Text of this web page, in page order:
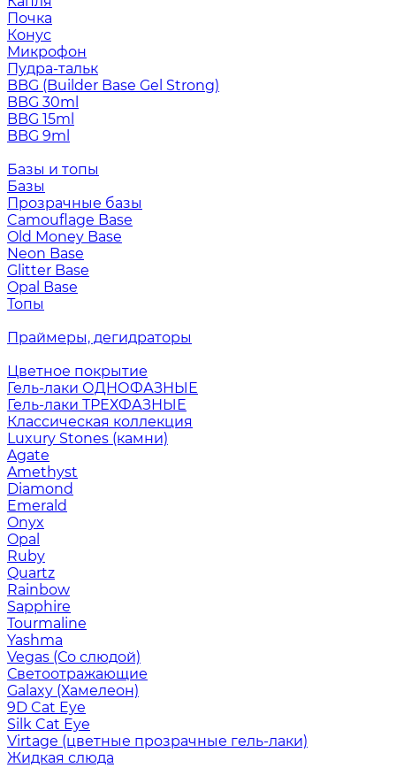
Почка
Конус
Микрофон
Пудра-тальк
BBG (Builder Base Gel Strong)
BBG 30ml
BBG 15ml
BBG 9ml
Базы и топы
Базы
Прозрачные базы
Camouflage Base
Old Money Base
Neon Base
Glitter Base
Opal Base
Топы
Праймеры, дегидраторы
Цветное покрытие
Гель-лаки ОДНОФАЗНЫЕ
Гель-лаки ТРЕХФАЗНЫЕ
Классическая коллекция
Luxury Stones (камни)
Agate
Amethyst
Diamond
Emerald
Onyx
Opal
Ruby
Quartz
Rainbow
Sapphire
Tourmaline
Yashma
Vegas (Со слюдой)
Светоотражающие
Galaxy (Хамелеон)
9D Cat Eye
Silk Cat Eye
Virtage (цветные прозрачные гель-лаки)
Жидкая слюда